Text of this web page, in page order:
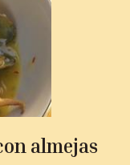
almejas